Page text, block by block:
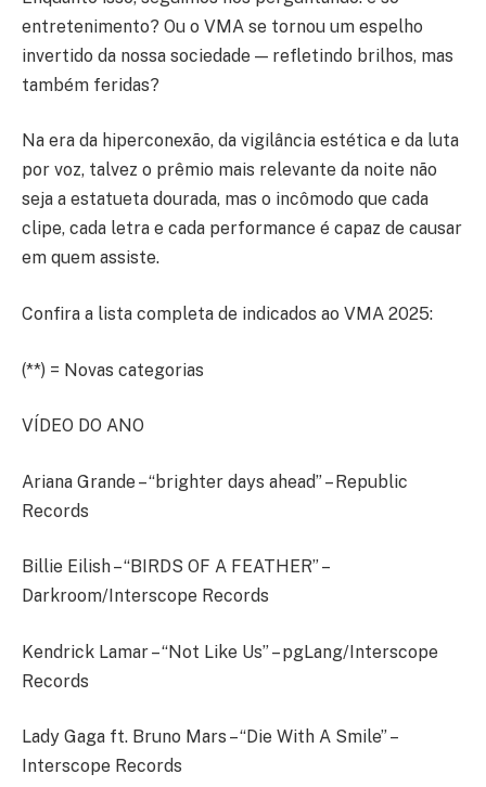
entretenimento? Ou o VMA se tornou um espelho
invertido da nossa sociedade — refletindo brilhos, mas
também feridas?
Na era da hiperconexão, da vigilância estética e da luta
por voz, talvez o prêmio mais relevante da noite não
seja a estatueta dourada, mas o incômodo que cada
clipe, cada letra e cada performance é capaz de causar
em quem assiste.
Confira a lista completa de indicados ao VMA 2025:
(**) = Novas categorias
VÍDEO DO ANO
Ariana Grande – “brighter days ahead” – Republic
Records
Billie Eilish – “BIRDS OF A FEATHER” –
Darkroom/Interscope Records
Kendrick Lamar – “Not Like Us” – pgLang/Interscope
Records
Lady Gaga ft. Bruno Mars – “Die With A Smile” –
Interscope Records